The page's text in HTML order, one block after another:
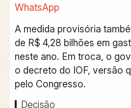
WhatsApp
A medida provisória
de R$ 4,28 bilhões em
neste ano. Em troca, o
o decreto do IOF, versão
pelo Congresso.
Decisão